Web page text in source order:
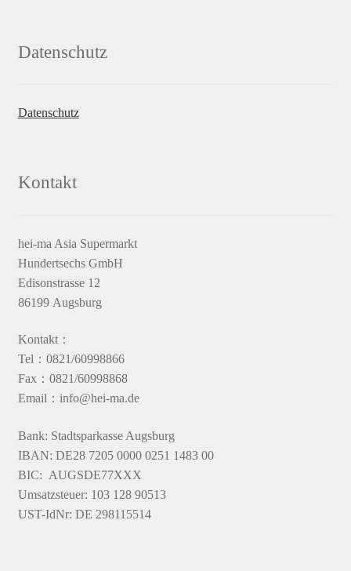
Datenschutz
Datenschutz
Kontakt
hei-ma Asia Supermarkt
Hundertsechs GmbH
Edisonstrasse 12
86199 Augsburg
Kontakt：
Tel：0821/60998866
Fax：0821/60998868
Email：info@hei-ma.de
Bank: Stadtsparkasse Augsburg
IBAN: DE28 7205 0000 0251 1483 00
BIC: AUGSDE77XXX
Umsatzsteuer: 103 128 90513
UST-IdNr: DE 298115514